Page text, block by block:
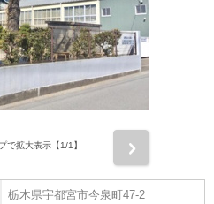
で拡大表示【1/1】
栃木県宇都宮市今泉町47-2